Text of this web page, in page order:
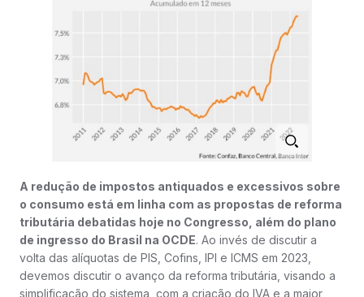
A redução de impostos antiquados e excessivos sobre
o consumo está em linha com as propostas de reforma
tributária debatidas hoje no Congresso, além do plano
de ingresso do Brasil na OCDE. Ao invés de discutir a
volta das alíquotas de PIS, Cofins, IPI e ICMS em 2023,
devemos discutir o avanço da reforma tributária, visando a
simplificação do sistema, com a criação do IVA e a maior